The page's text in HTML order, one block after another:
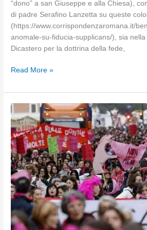
“dono” a san Giuseppe e alla Chiesa),
di padre Serafino Lanzetta su queste
(https://www.corrispondenzaromana.it/
anomale-su-fiducia-supplicans/), sia
Dicastero per la dottrina della fede,
Il
mortale
è
un
diritto?
Read More »